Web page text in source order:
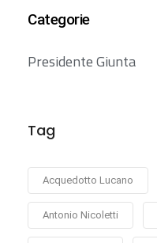
Categorie
Presidente Giunta
Tag
Acquedotto Lucano
Antonio Nicoletti